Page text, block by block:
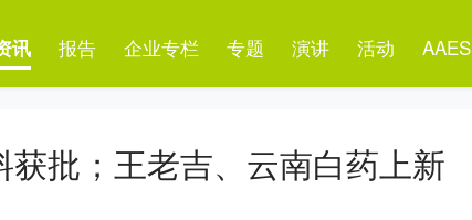
讯 报告 企业专栏 专题 演讲 活动 AAES
批；王老吉、云南白药上新